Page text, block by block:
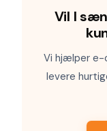
Vil I
Vi hjælper e-
levere